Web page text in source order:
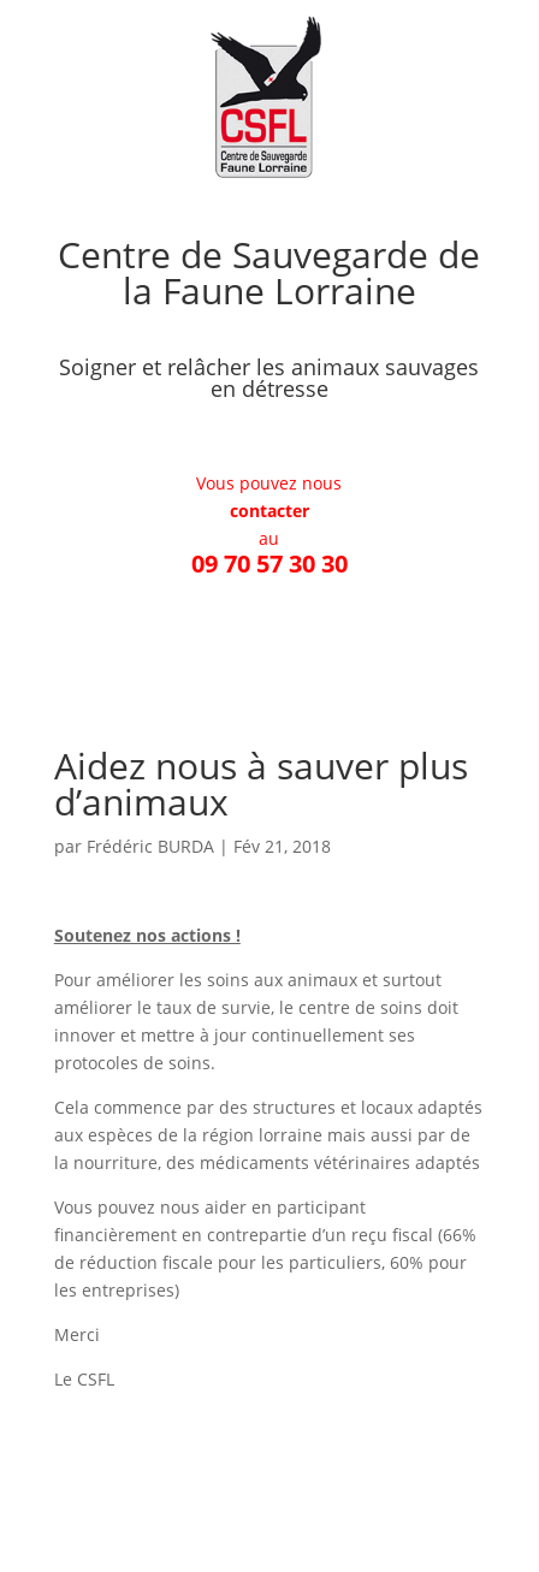
Centre de Sauvegarde de
la Faune Lorraine
Soigner et relâcher les animaux sauvages
en détresse
Vous pouvez nous
contacter
au
09 70 57 30 30
Aidez nous à sauver plus
d’animaux
par Frédéric BURDA| Fév 21, 2018
Soutenez nos actions !
Pour améliorer les soins aux animaux et surtout
améliorer le taux de survie, le centre de soins doit
innover et mettre à jour continuellement ses
protocoles de soins.
Cela commence par des structures et locaux adaptés
aux espèces de la région lorraine mais aussi par de
la nourriture, des médicaments vétérinaires adaptés
Vous pouvez nous aider en participant
financièrement en contrepartie d’un reçu fiscal (66%
de réduction fiscale pour les particuliers, 60% pour
les entreprises)
Merci
Le CSFL